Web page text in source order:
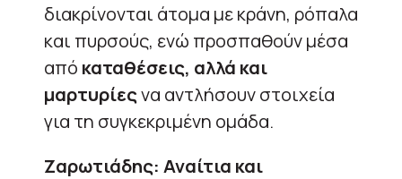
διακρίνονται άτομα με κράνη, ρόπαλα
και πυρσούς, ενώ προσπαθούν μέσα
από καταθέσεις, αλλά και
μαρτυρίεςνα αντλήσουν στοιχεία
για τη συγκεκριμένη ομάδα.
Ζαρωτιάδης: Αναίτια και